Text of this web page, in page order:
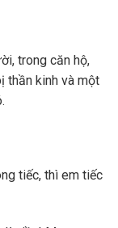
trong căn hộ,
thần kinh và một
tiếc, thì em tiếc